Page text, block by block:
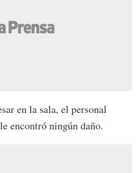
en la sala, el personal
encontró ningún daño.